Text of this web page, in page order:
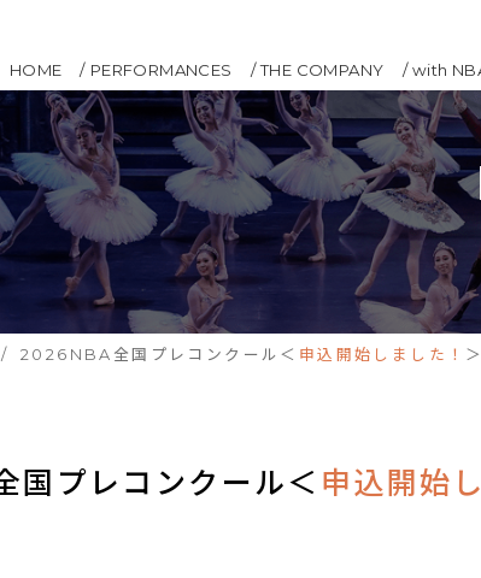
HOME PERFORMANCES THE COMPANY with
2026NBA全国プレコンクール＜ 申込開始しました！ ＞
プレコンクール＜ 申込開始